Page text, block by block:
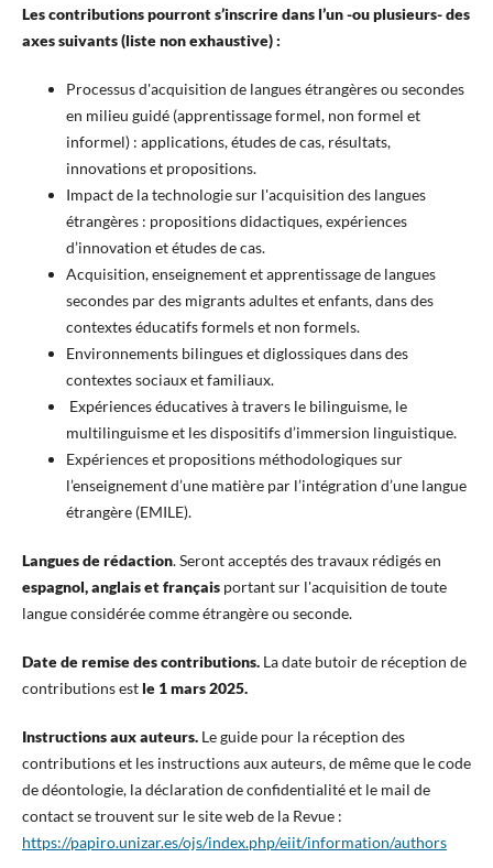
Les contributions pourront s’inscrire dans l’un -ou plusieurs- des
axes suivants (liste non exhaustive) :
Processus d'acquisition de langues étrangères ou secondes
en milieu guidé (apprentissage formel, non formel et
informel) : applications, études de cas, résultats,
innovations et propositions.
Impact de la technologie sur l'acquisition des langues
étrangères : propositions didactiques, expériences
d’innovation et études de cas.
Acquisition, enseignement et apprentissage de langues
secondes par des migrants adultes et enfants, dans des
contextes éducatifs formels et non formels.
Environnements bilingues et diglossiques dans des
contextes sociaux et familiaux.
Expériences éducatives à travers le bilinguisme, le
multilinguisme et les dispositifs d’immersion linguistique.
Expériences et propositions méthodologiques sur
l’enseignement d’une matière par l’intégration d’une langue
étrangère (EMILE).
Langues de rédaction. Seront acceptés des travaux rédigés en
espagnol, anglais et françaisportant sur l'acquisition de toute
langue considérée comme étrangère ou seconde.
Date de remise des contributions. La date butoir de réception de
contributions estle 1 mars 2025.
Instructions aux auteurs. Le guide pour la réception des
contributions et les instructions aux auteurs, de même que le code
de déontologie, la déclaration de confidentialité et le mail de
contact se trouvent sur le site web de la Revue :
https://papiro.unizar.es/ojs/index.php/eiit/information/authors